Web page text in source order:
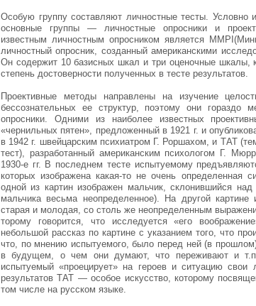
Особую группу составляют личностные тесты. Условно
основные группы — личностные опросники и
известным личностным опросни­ком является
личностный опросник, созданный американскими
Он содержит 10 базисных шкал и три оценочные шкалы,
степень достоверности полученных в тесте результатов.
Проективные методы направлены на изучение
бессознательных ее структур, поэтому они го­раздо
опросники. Одними из наиболее известных
«чернильных пятен», предложенный в 1921 г. и
в 1942 г. швейцарским психиатром Г. Роршахом, и ТАТ
тест), разработанный американским пси­хологом Г.
1930-е гг. В последнем тесте испытуемому
кото­рых изображена какая-то не очень определенная
одной из картин изображен мальчик, склонившийся
мальчика весьма неопределенное). На другой
старая и молодая, со столь же неопределенным
торому говорится, что исследуется «его
небольшой рассказ по картине с указанием того, что
что, по мнению испытуемого, было перед ней (в
в будущем, о чем они думают, что переживают и
испытуемый «проецирует» на героев и ситуацию свои
результатов ТАТ — особое искусство, которому
том числе на русском языке.